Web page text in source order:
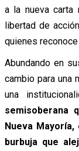
a la nueva carta
libertad de
quienes
Abundando en
cambio para una
una
semisoberana
Nueva
burbuja que